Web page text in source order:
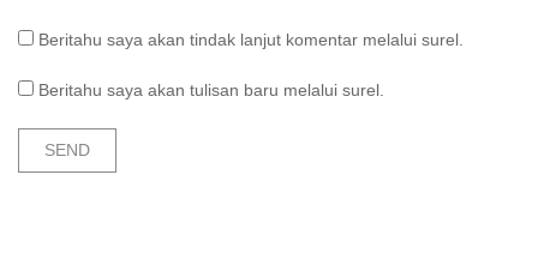
Beritahu saya akan tindak lanjut komentar melalui surel.
Beritahu saya akan tulisan baru melalui surel.